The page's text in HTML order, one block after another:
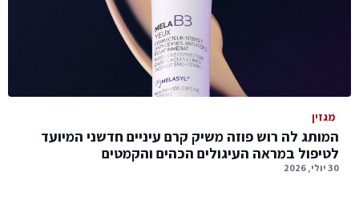
מגזין
המותג לה רוש פוזה משיק קרם עיניים חדשני המיועד
לטיפול במראה העיגולים הכהים והקמטים
30 יולי, 2026